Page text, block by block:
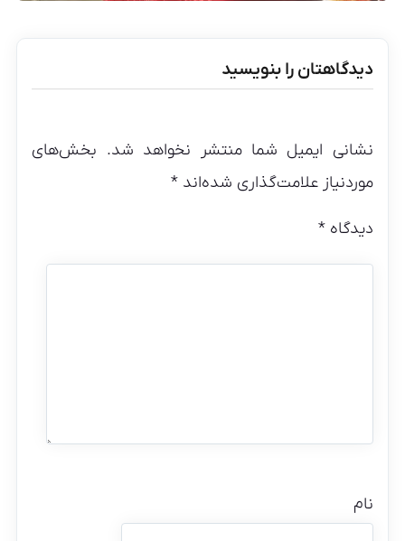
دیدگاهتان را بنویسید
نشانی ایمیل شما منتشر نخواهد شد. بخش‌های
موردنیاز علامت‌گذاری شده‌اند*
دیدگاه*
نام